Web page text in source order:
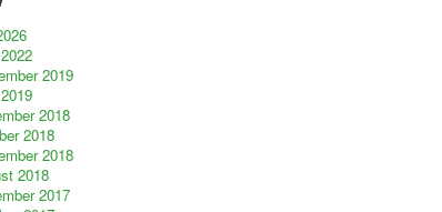
2019
2018
2018
2018
2018
2017